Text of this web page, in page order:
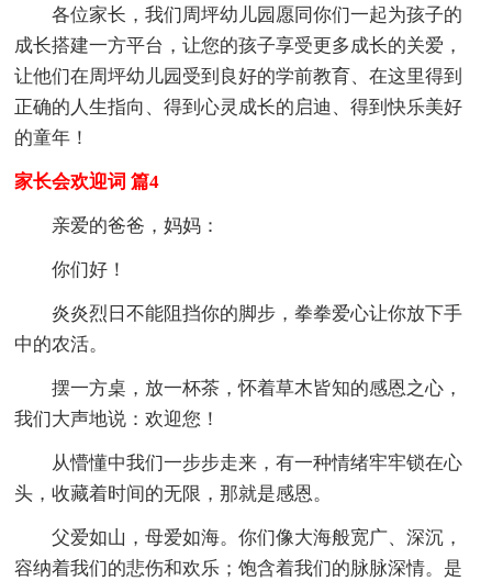
各位家长，我们周坪幼儿园愿同你们一起为孩子的
成长搭建一方平台，让您的孩子享受更多成长的关爱，
让他们在周坪幼儿园受到良好的学前教育、在这里得到
正确的人生指向、得到心灵成长的启迪、得到快乐美好
的童年！
家长会欢迎词 篇4
亲爱的爸爸，妈妈：
你们好！
炎炎烈日不能阻挡你的脚步，拳拳爱心让你放下手
中的农活。
摆一方桌，放一杯茶，怀着草木皆知的感恩之心，
我们大声地说：欢迎您！
从懵懂中我们一步步走来，有一种情绪牢牢锁在心
头，收藏着时间的无限，那就是感恩。
父爱如山，母爱如海。你们像大海般宽广、深沉，
容纳着我们的悲伤和欢乐；饱含着我们的脉脉深情。是